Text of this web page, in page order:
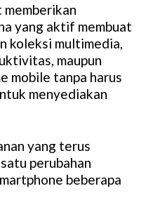
yang aktif membuat
koleksi multimedia,
maupun
mobile tanpa harus
menyediakan
yang terus
perubahan
beberapa